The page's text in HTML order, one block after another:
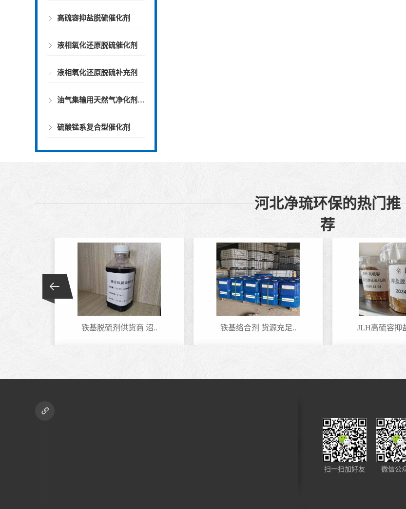
高硫容抑盐脱硫催化剂
液相氧化还原脱硫催化剂
液相氧化还原脱硫补充剂
油气集输用天然气净化剂螯合物类脱硫剂
硫酸锰系复合型催化剂
河北净琉环保的热门推
荐
铁基脱硫剂供货商 沼.. 铁基络合剂 货源充足.. JLH高硫容抑
铁基络合剂
扫一扫加好友 微信公